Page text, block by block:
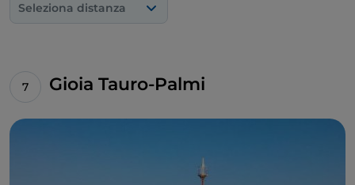
Seleziona distanza
Gioia Tauro-Palmi